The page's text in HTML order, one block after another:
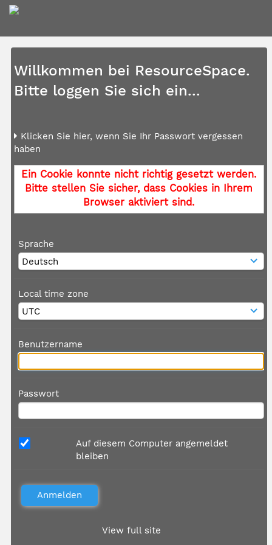
Willkommen bei ResourceSpace.
Bitte loggen Sie sich ein...
Klicken Sie hier, wenn Sie Ihr Passwort vergessen
haben
Ein Cookie konnte nicht richtig gesetzt werden.
Bitte stellen Sie sicher, dass Cookies in Ihrem
Browser aktiviert sind.
Sprache
Local time zone
Benutzername
Passwort
Auf diesem Computer angemeldet
bleiben
View full site